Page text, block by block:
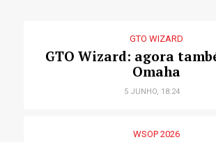
GTO WIZARD
GTO Wizard: agora
Omaha
5 JUNHO, 18:24
WSOP 2026